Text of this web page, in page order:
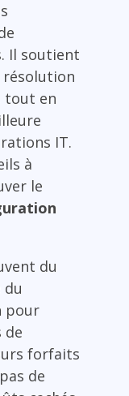
Il soutient
résolution
tout en
IT.
à
le
du
du
pour
de
forfaits
de